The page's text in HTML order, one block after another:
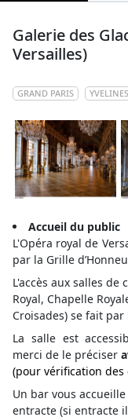
Galerie des
Versailles)
GRAND PARIS YVELINES
Accueil du public
L'Opéra royal de
par la Grille
L'accès aux salles de
Royal, Chapelle
Croisades) se fait
La salle est
merci de le préciser
(pour vérification
Un bar vous
entracte (si entracte